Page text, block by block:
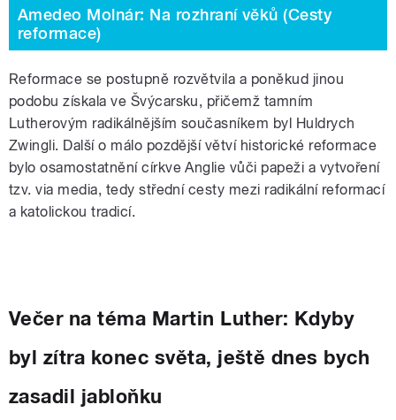
Amedeo Molnár: Na rozhraní věků (Cesty
reformace)
Reformace se postupně rozvětvila a poněkud jinou
podobu získala ve Švýcarsku, přičemž tamním
Lutherovým radikálnějším současníkem byl Huldrych
Zwingli. Další o málo pozdější větví historické reformace
bylo osamostatnění církve Anglie vůči papeži a vytvoření
tzv. via media, tedy střední cesty mezi radikální reformací
a katolickou tradicí.
Večer na téma Martin Luther: Kdyby
byl zítra konec světa, ještě dnes bych
zasadil jabloňku